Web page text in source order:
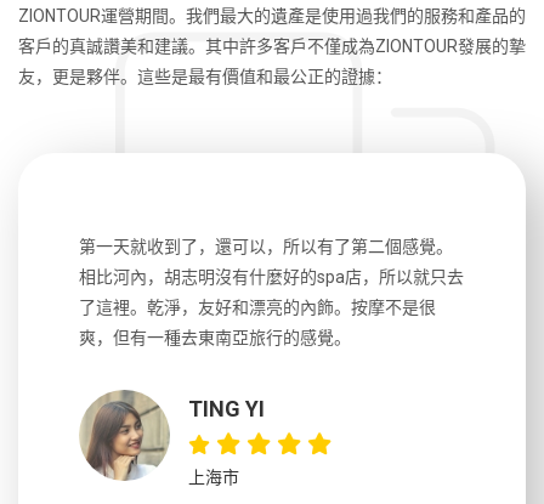
ZIONTOUR運營期間。我們最大的遺產是使用過我們的服務和產品的
客戶的真誠讚美和建議。其中許多客戶不僅成為ZIONTOUR發展的摯
友，更是夥伴。這些是最有價值和最公正的證據：
第一天就收到了，還可以，所以有了第二個感覺。
相比河內，胡志明沒有什麼好的spa店，所以就只去
了這裡。乾淨，友好和漂亮的內飾。按摩不是很
爽，但有一種去東南亞旅行的感覺。
TING YI
上海市